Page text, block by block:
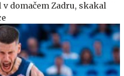
domačem Zadru, skakal